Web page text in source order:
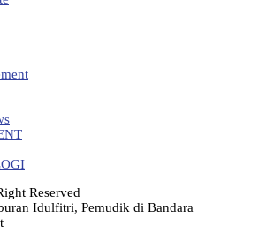
Reserved
Idulfitri, Pemudik di Bandara